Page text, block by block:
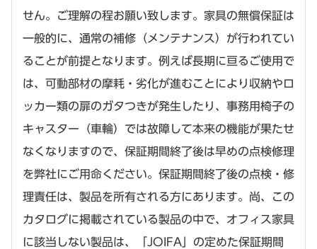
せん。ご理解の程お願い致します。家具の無償保証は
一般的に、通常の補修（メンテナンス）が行われてい
ることが前提となります。例えば長期に亘るご使用で
は、可動部材の摩耗・劣化が進むことにより収納やロ
ッカー類の扉のガタつきが発生したり、事務用椅子の
キャスター（車輪）では故障して本来の機能が果たせ
なくなりますので、保証期間終了後は早めの点検修理
を弊社にご用命ください。保証期間終了後の点検・修
理責任は、製品を所有される方にあります。尚、この
カタログに掲載されている製品の中で、オフィス家具
に該当しない製品は、「JOIFA」の定めた保証期間